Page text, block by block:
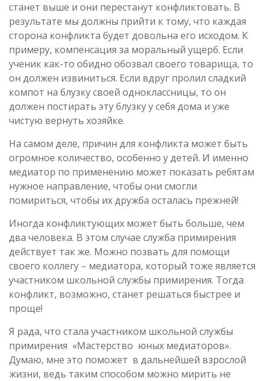
станет выше и они перестанут конфликтовать. В
результате мы должны прийти к тому, что каждая
сторона конфликта будет довольна его исходом. К
примеру, компенсация за моральный ущерб. Если
ученик как-то обидно обозвал своего товарища, то
он должен извиниться. Если вдруг пролил сладкий
компот на блузку своей одноклассницы, то он
должен постирать эту блузку у себя дома и уже
чистую вернуть хозяйке.
На самом деле, причин для конфликта может быть
огромное количество, особенно у детей. И именно
медиатор по применению может показать ребятам
нужное направление, чтобы они смогли
помириться, чтобы их дружба осталась прежней!
Иногда конфликтующих может быть больше, чем
два человека. В этом случае служба примирения
действует так же. Можно позвать для помощи
своего коллегу – медиатора, который тоже является
участником школьной службы примирения. Тогда
конфликт, возможно, станет решаться быстрее и
проще!
Я рада, что стала участником школьной службы
примирения «Мастерство юных медиаторов».
Думаю, мне это поможет в дальнейшей взрослой
жизни, ведь таким способом можно мирить не